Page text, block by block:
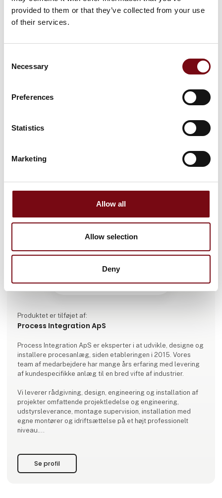
provided to them or that they’ve collected from your use
of their services.
Selection
Necessary
Preferences
Statistics
Marketing
Allow all
Allow selection
Deny
Optimering af fiskefoder fabrikker
Produktet er tilføjet af:
Process Integration ApS
Process Integration ApS er eksperter i at udvikle, designe og
installere procesanlæg, siden etableringen i 2015. Vores
team af medarbejdere har mange års erfaring med levering
af kundespecifikke anlæg til en bred vifte af industrier.
Vi leverer rådgivning, design, engineering og installation af
projekter omfattende projektledelse og engineering,
udstyrsleverance, montage supervision, installation med
egne montører og idriftsættelse på et højt professionelt
niveau.
enkelte kundes udfordringer og ønsker, for at sikre et godt
Se profil